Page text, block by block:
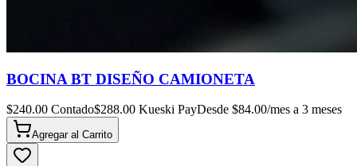
BOCINA BT DISEÑO CAMIONETA
$240.00 Contado$288.00 Kueski PayDesde $84.00/mes a 3 meses
Agregar al Carrito